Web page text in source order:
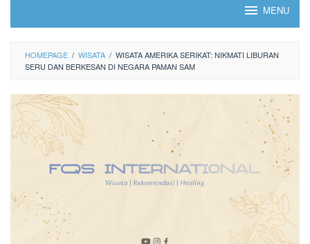
MENU
HOMEPAGE / WISATA / WISATA AMERIKA SERIKAT: NIKMATI LIBURAN
SERU DAN BERKESAN DI NEGARA PAMAN SAM